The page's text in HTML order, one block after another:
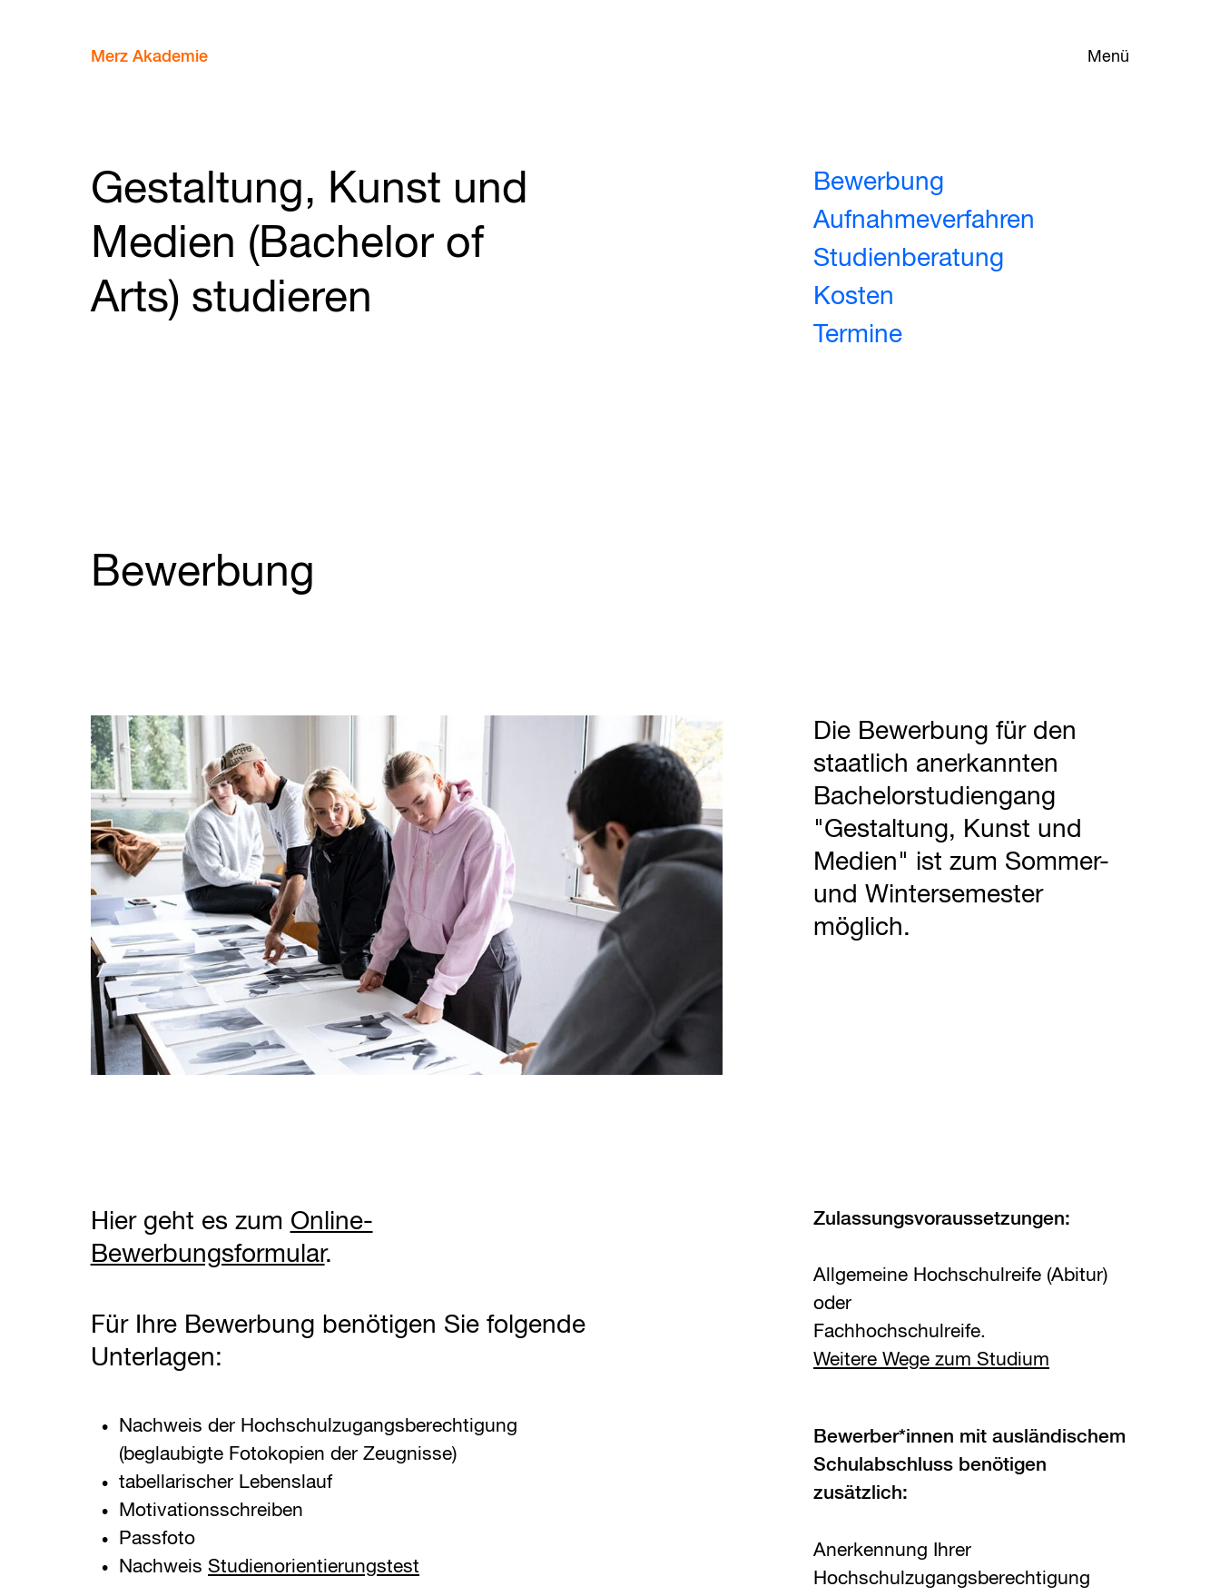
Menü
Merz Akademie
Gestaltung, Kunst und
Medien (Bachelor of
Arts) studieren
Bewerbung
Aufnahmeverfahren
Studienberatung
Kosten
Termine
Bewerbung
Die Bewerbung für den
staatlich anerkannten
Bachelorstudiengang
"Gestaltung, Kunst und
Medien" ist zum Sommer-
und Wintersemester
möglich.
Hier geht es zum Online-
Bewerbungsformular.
Für Ihre Bewerbung benötigen Sie folgende
Unterlagen:
Nachweis der Hochschulzugangsberechtigung
(beglaubigte Fotokopien der Zeugnisse)
tabellarischer Lebenslauf
Motivationsschreiben
Passfoto
NachweisStudienorientierungstest
Zulassungsvoraussetzungen:
Allgemeine Hochschulreife (Abitur)
oder
Fachhochschulreife.
Weitere Wege zum Studium
Bewerber*innen mit ausländischem
Schulabschluss benötigen
zusätzlich:
Anerkennung Ihrer
Hochschulzugangsberechtigung